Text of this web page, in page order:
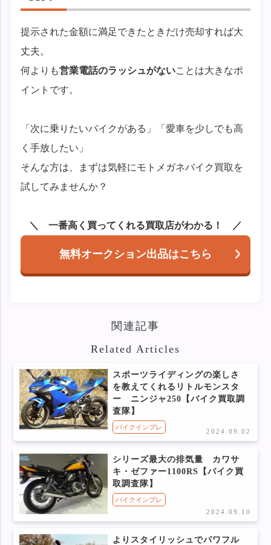
提示された金額に満足できたときだけ売却すれば大
丈夫。
何よりも営業電話のラッシュがないことは大きなポ
イントです。
「次に乗りたいバイクがある」「愛車を少しでも高
く手放したい」
そんな方は、まずは気軽にモトメガネバイク買取を
試してみませんか？
一番高く買ってくれる買取店がわかる！
無料オークション出品はこちら
関連記事
Related Articles
スポーツライディングの楽しさ
を教えてくれるリトルモンスタ
ー ニンジャ250【バイク買取調
査隊】
バイクインプレ
2024.09.02
シリーズ最大の排気量 カワサ
キ・ゼファー1100RS【バイク買
取調査隊】
バイクインプレ
2024.09.10
よりスタイリッシュでパワフル